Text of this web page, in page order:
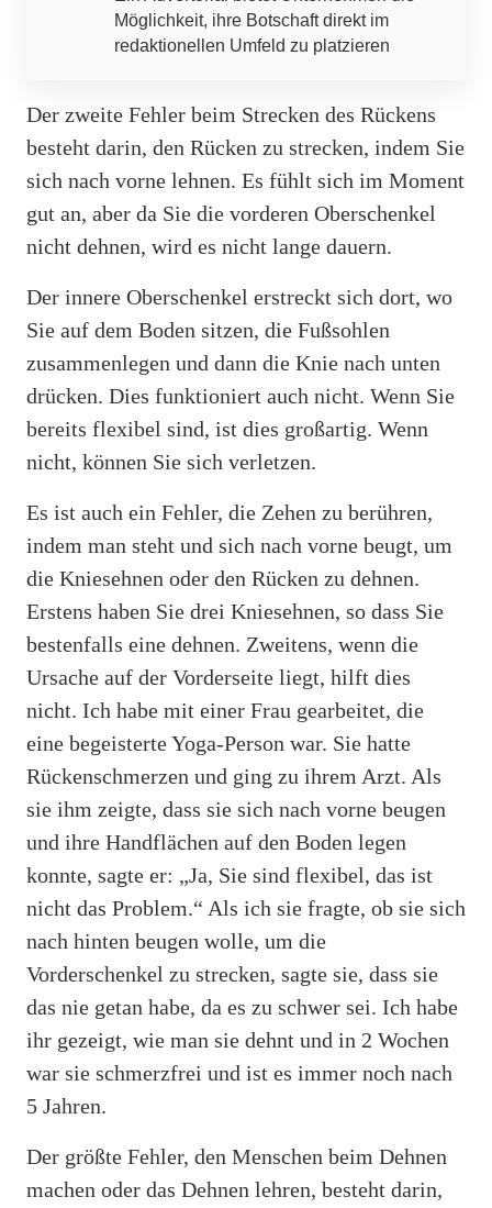
Möglichkeit, ihre Botschaft direkt im
redaktionellen Umfeld zu platzieren
Der zweite Fehler beim Strecken des Rückens
besteht darin, den Rücken zu strecken, indem Sie
sich nach vorne lehnen. Es fühlt sich im Moment
gut an, aber da Sie die vorderen Oberschenkel
nicht dehnen, wird es nicht lange dauern.
Der innere Oberschenkel erstreckt sich dort, wo
Sie auf dem Boden sitzen, die Fußsohlen
zusammenlegen und dann die Knie nach unten
drücken. Dies funktioniert auch nicht. Wenn Sie
bereits flexibel sind, ist dies großartig. Wenn
nicht, können Sie sich verletzen.
Es ist auch ein Fehler, die Zehen zu berühren,
indem man steht und sich nach vorne beugt, um
die Kniesehnen oder den Rücken zu dehnen.
Erstens haben Sie drei Kniesehnen, so dass Sie
bestenfalls eine dehnen. Zweitens, wenn die
Ursache auf der Vorderseite liegt, hilft dies
nicht. Ich habe mit einer Frau gearbeitet, die
eine begeisterte Yoga-Person war. Sie hatte
Rückenschmerzen und ging zu ihrem Arzt. Als
sie ihm zeigte, dass sie sich nach vorne beugen
und ihre Handflächen auf den Boden legen
konnte, sagte er: „Ja, Sie sind flexibel, das ist
nicht das Problem.“ Als ich sie fragte, ob sie sich
nach hinten beugen wolle, um die
Vorderschenkel zu strecken, sagte sie, dass sie
das nie getan habe, da es zu schwer sei. Ich habe
ihr gezeigt, wie man sie dehnt und in 2 Wochen
war sie schmerzfrei und ist es immer noch nach
5 Jahren.
Der größte Fehler, den Menschen beim Dehnen
machen oder das Dehnen lehren, besteht darin,